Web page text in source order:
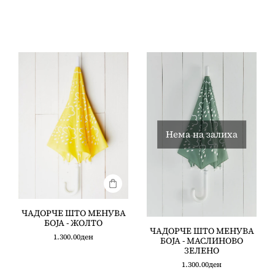
ЧАДОРЧЕ ШТО МЕНУВА
БОЈА - ЖОЛТО
1.300.00ден
Нема на залиха
ЧАДОРЧЕ ШТО МЕНУВА
БОЈА - МАСЛИНОВО
ЗЕЛЕНО
1.300.00ден